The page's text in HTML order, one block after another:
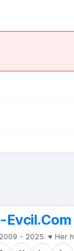
Evcil.Com
- 2025. ♥️ Her